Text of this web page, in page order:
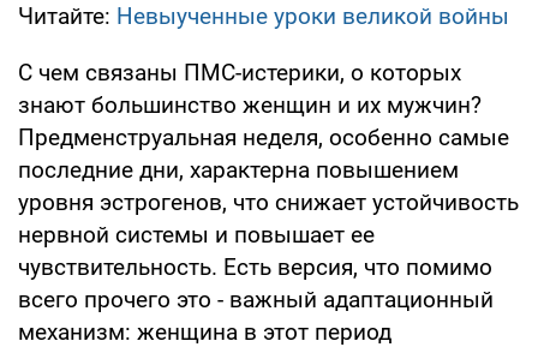
Читайте: Невыученные уроки великой войны
С чем связаны ПМС-истерики, о которых
знают большинство женщин и их мужчин?
Предменструальная неделя, особенно самые
последние дни, характерна повышением
уровня эстрогенов, что снижает устойчивость
нервной системы и повышает ее
чувствительность. Есть версия, что помимо
всего прочего это - важный адаптационный
механизм: женщина в этот период